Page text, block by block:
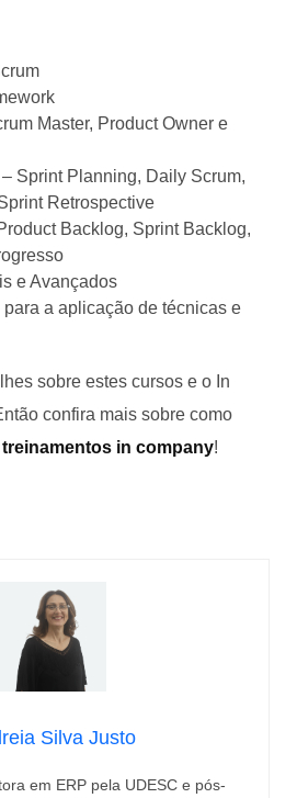
Master, Product Owner e
Sprint Planning, Daily Scrum,
Retrospective
Backlog, Sprint Backlog,
e Avançados
a aplicação de técnicas e
sobre estes cursos e o In
confira mais sobre como
treinamentos in company!
Silva Justo
em ERP pela UDESC e pós-